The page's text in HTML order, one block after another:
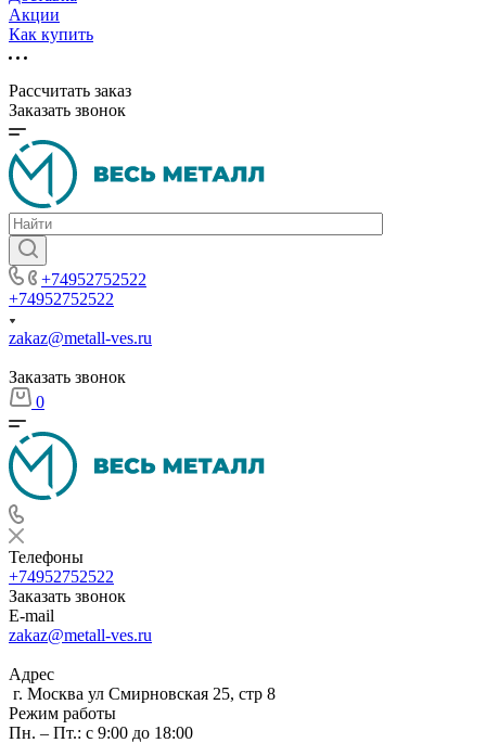
Акции
Как купить
Рассчитать заказ
Заказать звонок
+74952752522
+74952752522
zakaz@metall-ves.ru
Заказать звонок
0
Телефоны
+74952752522
Заказать звонок
E-mail
zakaz@metall-ves.ru
Адрес
г. Москва ул Смирновская 25, стр 8
Режим работы
Пн. – Пт.: с 9:00 до 18:00